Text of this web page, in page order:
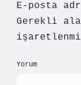
E-posta
Gerekli
Yorum